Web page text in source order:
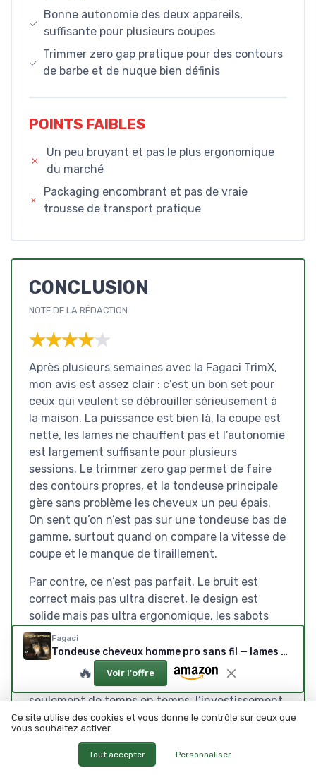
Bonne autonomie des deux appareils,
suffisante pour plusieurs coupes
Trimmer zero gap pratique pour des contours
de barbe et de nuque bien définis
POINTS FAIBLES
Un peu bruyant et pas le plus ergonomique
du marché
Packaging encombrant et pas de vraie
trousse de transport pratique
CONCLUSION
NOTE DE LA RÉDACTION
★★★★★
★★★★★
Après plusieurs semaines avec la Fagaci TrimX,
mon avis est assez clair : c’est un bon set pour
ceux qui veulent se débrouiller sérieusement à
la maison. La puissance est bien là, la coupe est
nette, les lames ne chauffent pas et l’autonomie
est largement suffisante pour plusieurs
sessions. Le trimmer zero gap permet de faire
des contours propres, et la tondeuse principale
gère sans problème les cheveux un peu épais.
On sent qu’on n’est pas sur une tondeuse bas de
gamme, surtout quand on compare la vitesse de
coupe et le manque de tiraillement.
Par contre, ce n’est pas parfait. Le bruit est
correct mais pas ultra discret, le design est
solide mais pas ultra ergonomique, les sabots
sont un peu standards et le packaging est assez
encombrant. Pour le prix, on aurait aimé une
petite trousse ou un système de rangement
plus pratique. Et si vous utilisez une tondeuse
seulement de temps en temps, l’investissement
n’est peut-être pas nécessaire, une tondeuse
plus simple pourra suffire.
Pour résumer : je le recommande aux gars (ou
Fagaci
Tondeuse cheveux homme pro sans fil — lames DLC, moteur vectoriel 12 000 tr/min
🔥 Voir l'offre
Ce site utilise des cookies et vous donne le contrôle sur ceux que
vous souhaitez activer
Tout accepter Personnaliser